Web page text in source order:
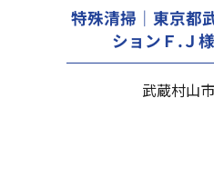
特殊清掃｜東京都
ションＦ.Ｊ
武蔵村山